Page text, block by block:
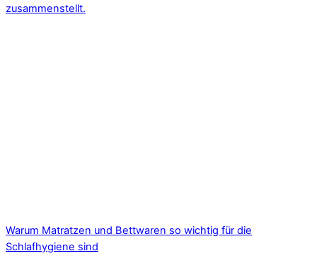
zusammenstellt.
Warum Matratzen und Bettwaren so wichtig für die
Schlafhygiene sind